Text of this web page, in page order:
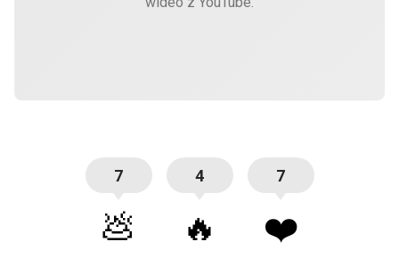
7
💩
4
🔥
7
❤️